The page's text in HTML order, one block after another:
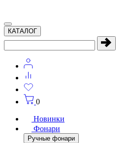
КАТАЛОГ
0
Новинки
Фонари
Ручные фонари